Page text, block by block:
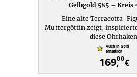
Gelbgold 585 – Kreis
Eine alte Terracotta-
Muttergöttin zeigt,
diese
169,00€